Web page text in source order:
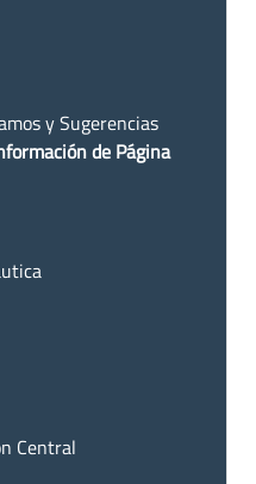
y Sugerencias
de Página
Central